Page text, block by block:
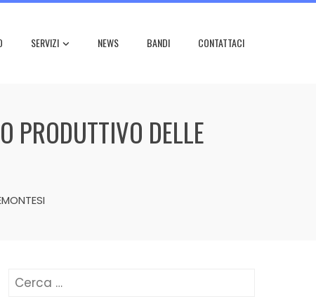
SERVIZI NEWS BANDI CONTATTACI
PRODUTTIVO DELLE
Ricerca